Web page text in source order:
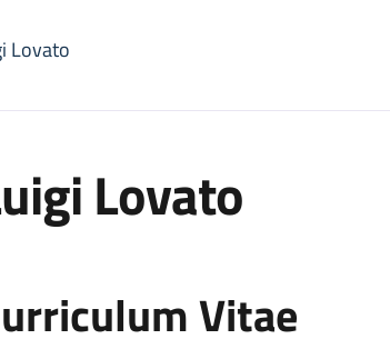
Lovato
Lovato
Vitae